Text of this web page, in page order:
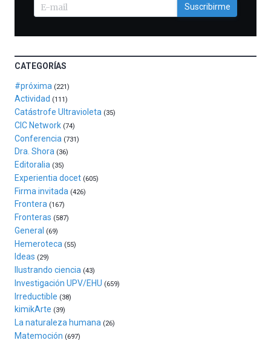
celebración
la
edición
Bilbo
Zientzia
Plaza
(BZP),
un
llenará
la
ciudad
de
monólogos,
exposiciones,
conferencias,
docufórums
y
espectáculos
del
16
Suscribirme
CATEGORÍAS
#próxima (221)
Actividad (111)
Catástrofe Ultravioleta (35)
CIC Network (74)
Conferencia (731)
Dra. Shora (36)
Editoralia (35)
Experientia docet (605)
Firma invitada (426)
Frontera (167)
Fronteras (587)
General (69)
Hemeroteca (55)
Ideas (29)
Ilustrando ciencia (43)
Investigación UPV/EHU (659)
Irreductible (38)
kimikArte (39)
La naturaleza humana (26)
Matemoción (697)